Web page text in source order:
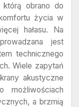
którą obrano do
życia w
hałasu. Na
jest
technicznego
Wiele zapytań
akustyczne
możliwościach
a brzmią